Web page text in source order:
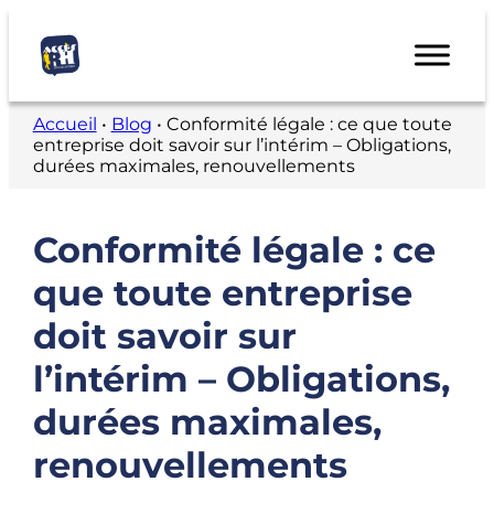
Accueil • Blog • Conformité légale : ce que toute
entreprise doit savoir sur l’intérim – Obligations,
durées maximales, renouvellements
Conformité légale : ce
que toute entreprise
doit savoir sur
l’intérim – Obligations,
durées maximales,
renouvellements